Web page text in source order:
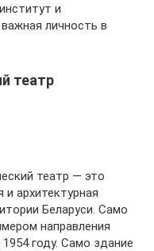
и
личность в
театр
театр — это
архитектурная
Беларуси. Само
направления
году. Само здание